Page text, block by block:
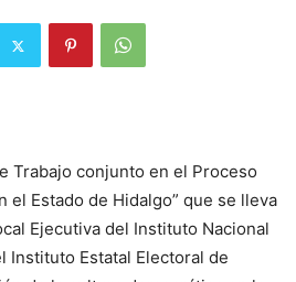
Trabajo conjunto en el Proceso
el Estado de Hidalgo” que se lleva
Ejecutiva del Instituto Nacional
Instituto Estatal Electoral de